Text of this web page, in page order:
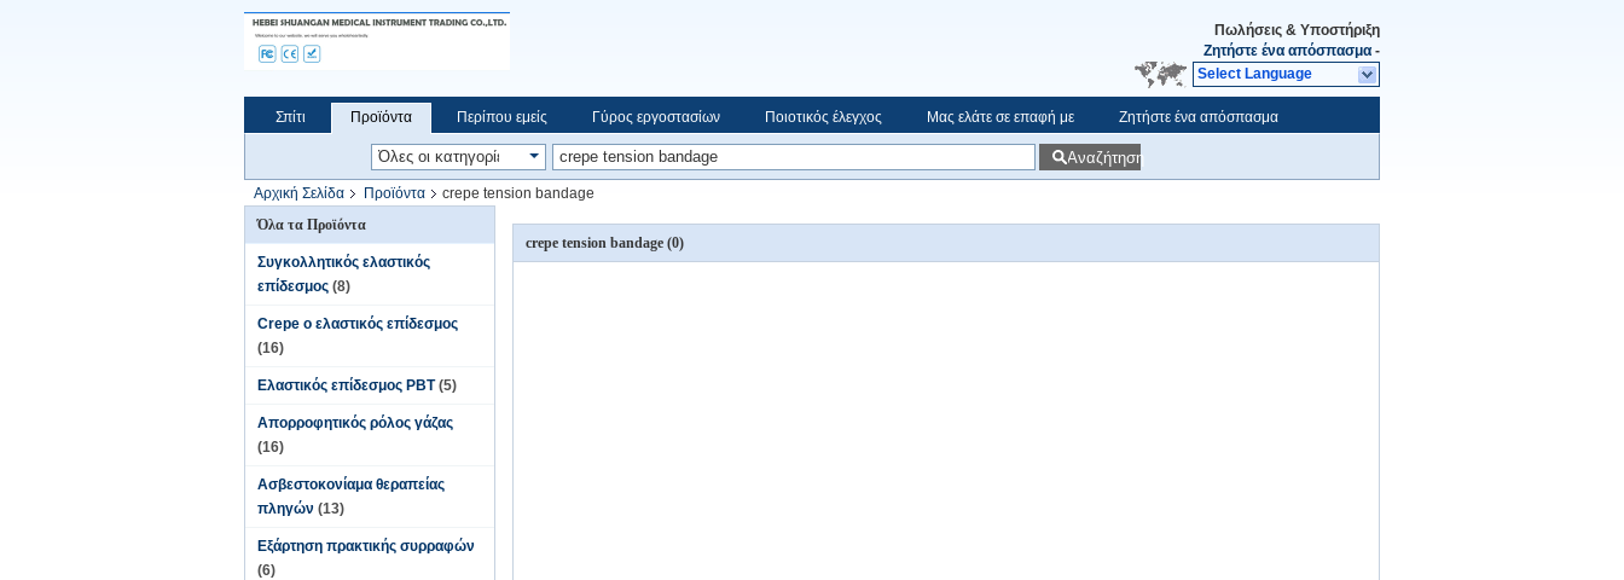
Πωλήσεις & Υποστήριξη
Ζητήστε ένα απόσπασμα -
Select Language
Σπίτι Προϊόντα Περίπου εμείς Γύρος εργοστασίων Ποιοτικός έλεγχος Μας ελάτε σε επαφή με Ζητήστε ένα απόσπασμα
Αναζήτηση
Αρχική Σελίδα Προϊόντα
crepe tension bandage
Όλα τα Προϊόντα
Συγκολλητικός ελαστικός
επίδεσμος (8)
Crepe ο ελαστικός επίδεσμος
(16)
Ελαστικός επίδεσμος PBT (5)
Απορροφητικός ρόλος γάζας
(16)
Ασβεστοκονίαμα θεραπείας
πληγών (13)
Εξάρτηση πρακτικής συρραφών
(6)
crepe tension bandage (0)